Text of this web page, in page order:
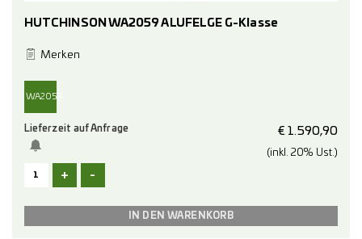
HUTCHINSON WA2059 ALUFELGE G-Klasse
Merken
WA2059-
17- € 1.590,90
(inkl. 20% Ust.)
Lieferzeit auf Anfrage
+ -